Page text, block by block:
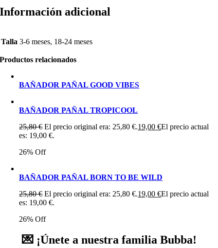
Información adicional
Talla 3-6 meses, 18-24 meses
Productos relacionados
BAÑADOR PAÑAL GOOD VIBES
BAÑADOR PAÑAL TROPICOOL
25,80€ El precio original era: 25,80 €.19,00€El precio actual
es: 19,00 €.
26% Off
BAÑADOR PAÑAL BORN TO BE WILD
25,80€ El precio original era: 25,80 €.19,00€El precio actual
es: 19,00 €.
26% Off
💌 ¡Únete a nuestra familia Bubba!